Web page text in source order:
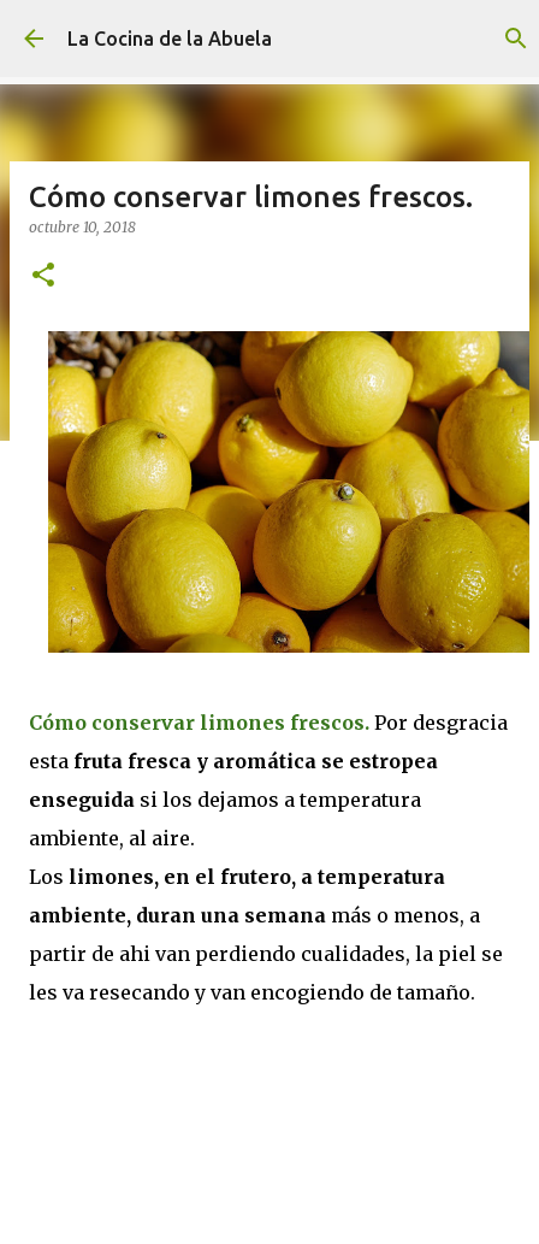
Ir al contenido principal
La Cocina de la Abuela
Cómo conservar limones frescos.
octubre 10, 2018
Cómo conservar limones frescos. Por desgracia
esta fruta fresca y aromática se estropea
enseguida si los dejamos a temperatura
ambiente, al aire.
Los limones, en el frutero, a temperatura
ambiente, duran una semana más o menos, a
partir de ahi van perdiendo cualidades, la piel se
les va resecando y van encogiendo de tamaño.